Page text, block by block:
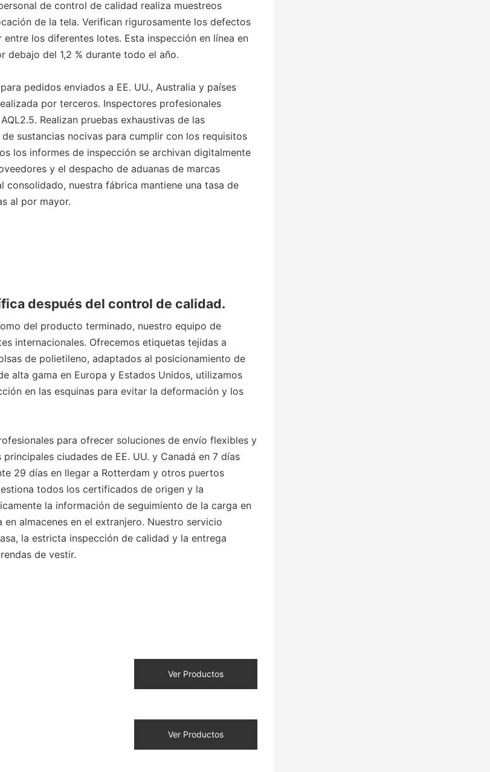
de control de calidad realiza muestreos
de la tela. Verifican rigurosamente los defectos
los diferentes lotes. Esta inspección en línea en
debajo del 1,2 % durante todo el año.
pedidos enviados a EE. UU., Australia y países
por terceros. Inspectores profesionales
Realizan pruebas exhaustivas de las
sustancias nocivas para cumplir con los requisitos
los informes de inspección se archivan digitalmente
y el despacho de aduanas de marcas
nuestra fábrica mantiene una tasa de
al por mayor.
después del control de calidad.
del producto terminado, nuestro equipo de
internacionales. Ofrecemos etiquetas tejidas a
de polietileno, adaptados al posicionamiento de
alta gama en Europa y Estados Unidos, utilizamos
en las esquinas para evitar la deformación y los
para ofrecer soluciones de envío flexibles y
ciudades de EE. UU. y Canadá en 7 días
29 días en llegar a Rotterdam y otros puertos
todos los certificados de origen y la
la información de seguimiento de la carga en
almacenes en el extranjero. Nuestro servicio
la estricta inspección de calidad y la entrega
de vestir.
Ver Productos
Ver Productos